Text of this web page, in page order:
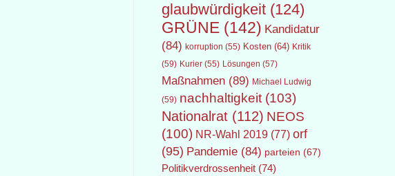
glaubwürdigkeit(124)
GRÜNE(142) Kandidatur
(84) korruption (55) Kosten(64) Kritik
(59) Kurier(55) Lösungen (57)
Maßnahmen(89) Michael Ludwig
(59) nachhaltigkeit(103)
Nationalrat(112) NEOS
(100) NR-Wahl 2019(77) orf
(95) Pandemie(84) parteien (67)
Politikverdrossenheit(74)